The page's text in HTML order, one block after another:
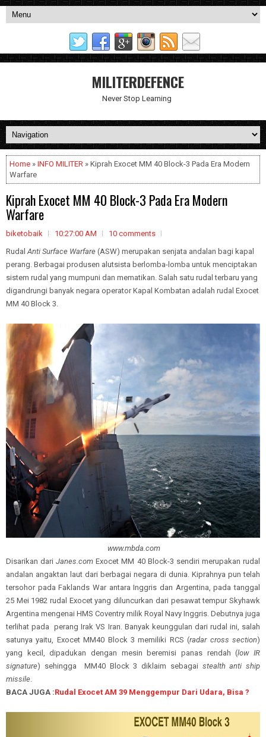
MILITERDEFENCE
Never Stop Learning
Home » INFO MILITER » Kiprah Exocet MM 40 Block-3 Pada Era Modern
Warfare
Kiprah Exocet MM 40 Block-3 Pada Era Modern
Warfare
biketobaik 10:27:00 AM
10 comments
RudalAnti Surface Warfare (ASW) merupakan senjata andalan bagi kapal
perang. Berbagai produsen alutsista berlomba-lomba untuk menciptakan
sistem rudal yang mumpuni dan mematikan. Salah satu rudal terbaru yang
digandrungi banyak negara operator Kapal Kombatan adalah rudal Exocet
MM 40 Block 3.
www.mbda.com
Disarikan dariJanes.com Exocet MM 40 Block-3 sendiri merupakan rudal
andalan angaktan laut dari berbagai negara di dunia. Kiprahnya pun telah
tersohor pada Faklands War antara Inggris dan Argentina, pada tanggal
25 Mei 1982 rudal Exocet yang diluncurkan dari pesawat tempur Skyhawk
Argentina mengenai HMS Coventry milik Royal Navy Inggris. Debutnya juga
terlihat pada perang Irak VS Iran. Banyak keunggulan dari rudal ini, salah
satunya yaitu, Exocet MM40 Block 3 memiliki RCS (radar cross section)
yang kecil, dipadukan dengan mesin beremisi panas rendah (low IR
signature) sehingga MM40 Block 3 diklaim sebagai stealth anti ship
missile.
BACA JUGA :Rudal Exocet AM 39 Menggempur Dari Udara, Bisa ?